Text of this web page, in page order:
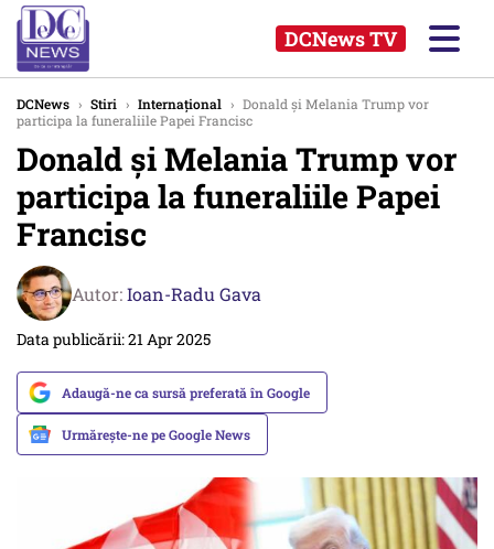
DCNews TV
DCNews › Stiri › Internațional › Donald şi Melania Trump vor
participa la funeraliile Papei Francisc
Donald şi Melania Trump vor
participa la funeraliile Papei
Francisc
Autor:Ioan-Radu Gava
Data publicării: 21 Apr 2025
Adaugă-ne ca sursă preferată în Google
Urmărește-ne pe Google News